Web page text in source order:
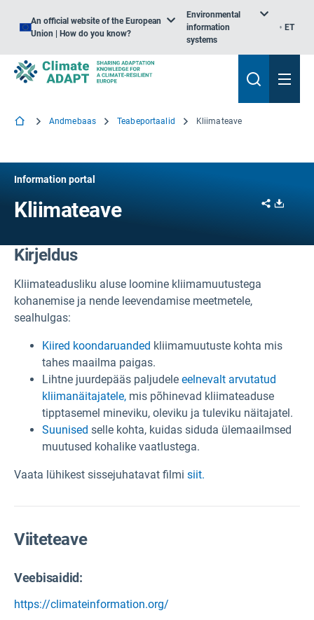
An official website of the European
Union | How do you know?
Environmental
information
systems
ET
Andmebaas Teabeportaalid Kliimateave
Information portal
Kliimateave Share
Kirjeldus
Kliimateadusliku aluse loomine kliimamuutustega
kohanemise ja nende leevendamise meetmetele,
sealhulgas:
Kiired koondaruanded kliimamuutuste kohta mis
tahes maailma paigas.
Lihtne juurdepääs paljudele eelnevalt arvutatud
kliimanäitajatele, mis põhinevad kliimateaduse
tipptasemel mineviku, oleviku ja tuleviku näitajatel.
Suunised selle kohta, kuidas siduda ülemaailmsed
muutused kohalike vaatlustega.
Vaata lühikest sissejuhatavat filmi siit.
Viiteteave
Veebisaidid:
https://climateinformation.org/